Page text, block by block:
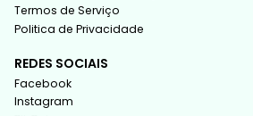
Termos de Serviço
Politica de Privacidade
REDES SOCIAIS
Facebook
Instagram